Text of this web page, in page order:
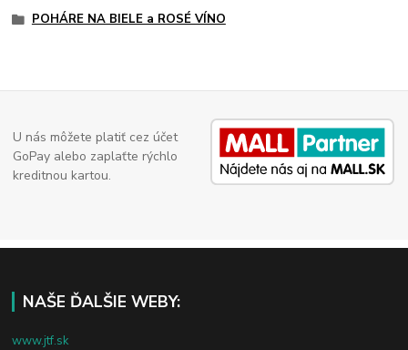
POHÁRE NA BIELE a ROSÉ VÍNO
U nás môžete platiť cez účet
GoPay alebo zaplaťte rýchlo
kreditnou kartou.
NAŠE ĎALŠIE WEBY:
www.jtf.sk